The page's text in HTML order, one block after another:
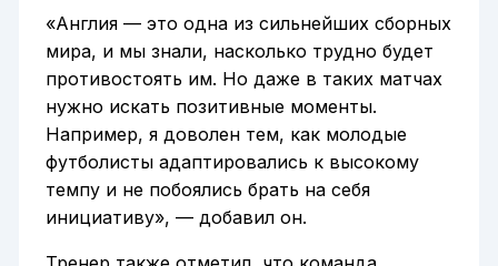
«Англия — это одна из сильнейших сборных
мира, и мы знали, насколько трудно будет
противостоять им. Но даже в таких матчах
нужно искать позитивные моменты.
Например, я доволен тем, как молодые
футболисты адаптировались к высокому
темпу и не побоялись брать на себя
инициативу», — добавил он.